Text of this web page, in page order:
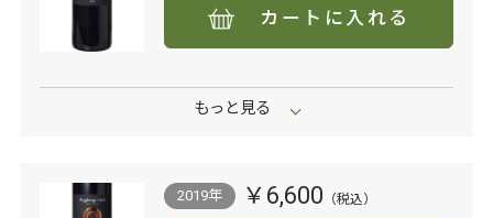
カートに入れる
2019年 ￥6,600